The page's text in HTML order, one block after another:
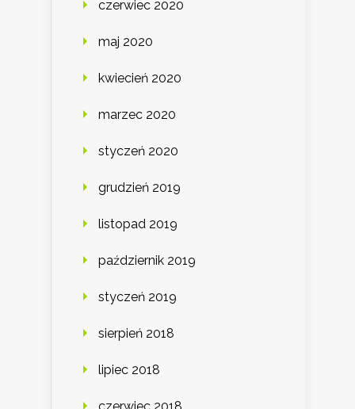
czerwiec 2020
maj 2020
kwiecień 2020
marzec 2020
styczeń 2020
grudzień 2019
listopad 2019
październik 2019
styczeń 2019
sierpień 2018
lipiec 2018